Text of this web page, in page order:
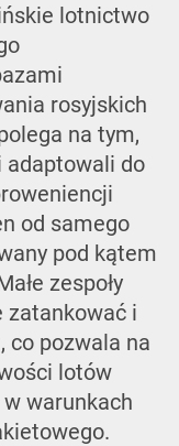
lotnictwo
rosyjskich
na tym,
adaptowali do
od samego
pod kątem
zespoły
zatankować i
co pozwala na
lotów
warunkach